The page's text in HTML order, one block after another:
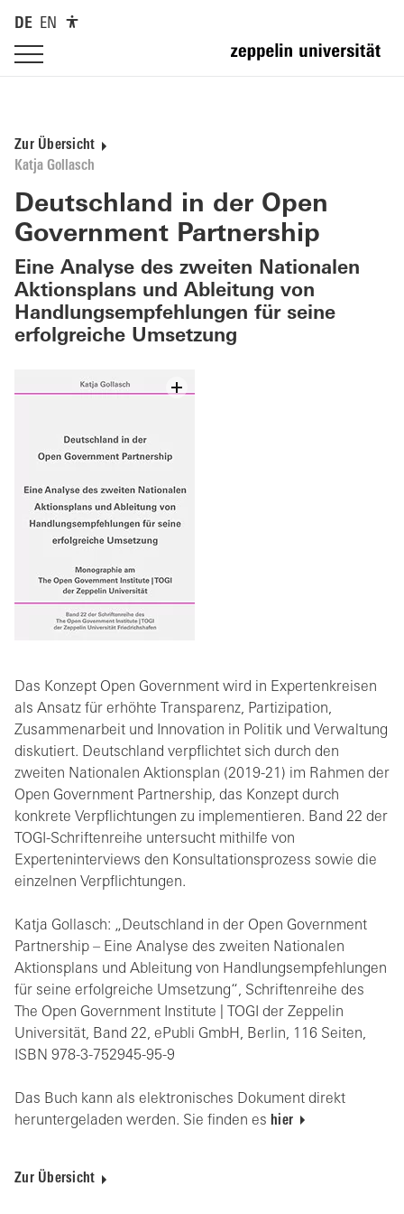
DE EN
Katja Gollasch
Zur Übersicht
Deutschland in der Open
Government Partnership
Eine Analyse des zweiten Nationalen
Aktionsplans und Ableitung von
Handlungsempfehlungen für seine
erfolgreiche Umsetzung
Das Konzept Open Government wird in Expertenkreisen
als Ansatz für erhöhte Transparenz, Partizipation,
Zusammenarbeit und Innovation in Politik und Verwaltung
diskutiert. Deutschland verpflichtet sich durch den
zweiten Nationalen Aktionsplan (2019-21) im Rahmen der
Open Government Partnership, das Konzept durch
konkrete Verpflichtungen zu implementieren. Band 22 der
TOGI-Schriftenreihe untersucht mithilfe von
Experteninterviews den Konsultationsprozess sowie die
einzelnen Verpflichtungen.
Katja Gollasch: „Deutschland in der Open Government
Partnership – Eine Analyse des zweiten Nationalen
Aktionsplans und Ableitung von Handlungsempfehlungen
für seine erfolgreiche Umsetzung“, Schriftenreihe des
The Open Government Institute | TOGI der Zeppelin
Universität, Band 22, ePubli GmbH, Berlin, 116 Seiten,
ISBN 978-3-752945-95-9
Das Buch kann als elektronisches Dokument direkt
heruntergeladen werden. Sie finden es hier
Zur Übersicht